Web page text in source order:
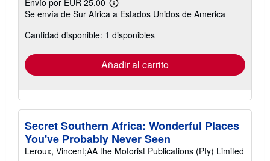
Más
información
las
tarifas
envío
Se envía de Sur Africa a Estados Unidos de America
Cantidad disponible: 1 disponibles
Añadir al carrito
Secret Southern Africa: Wonderful Places
You've Probably Never Seen
Leroux, Vincent;AA the Motorist Publications (Pty) Limited